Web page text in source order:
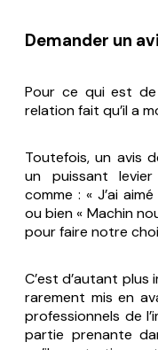
Demander un
Pour ce qui est de
relation fait qu’il a
Toutefois, un avis
un puissant
comme : « J’ai
ou bien « Machin
pour faire notre
C’est d’autant
rarement mis en
professionnels de
partie prenante